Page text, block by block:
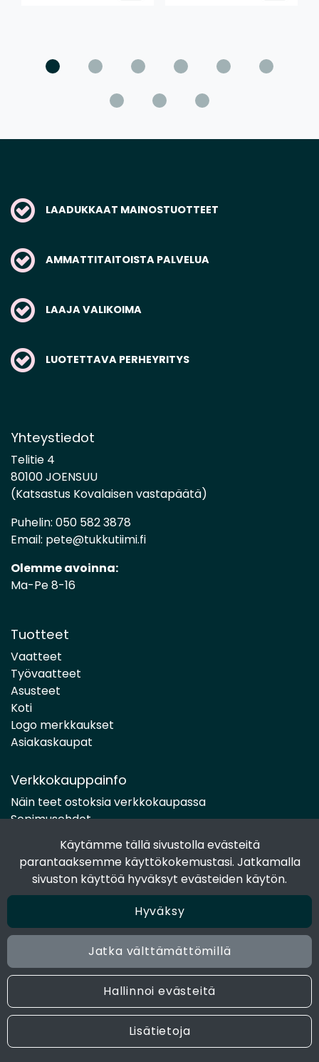
Käytämme tällä sivustolla evästeitä
parantaaksemme käyttökokemustasi. Jatkamalla
sivuston käyttöä hyväksyt evästeiden käytön.
Hyväksy
Jatka välttämättömillä
Hallinnoi evästeitä
Lisätietoja
LAADUKKAAT MAINOSTUOTTEET
AMMATTITAITOISTA PALVELUA
LAAJA VALIKOIMA
LUOTETTAVA PERHEYRITYS
Yhteystiedot
Telitie 4
80100 JOENSUU
(Katsastus Kovalaisen vastapäätä)
Puhelin: 050 582 3878
Email: pete@tukkutiimi.fi
Olemme avoinna:
Ma-Pe 8-16
Tuotteet
Vaatteet
Työvaatteet
Asusteet
Koti
Logo merkkaukset
Asiakaskaupat
Verkkokauppainfo
Näin teet ostoksia verkkokaupassa
Sopimusehdot
Toimitustavat
Maksutavat
Tietosuojaseloste
Seuraa sosiaalisessa mediassa
Facebook
Instagram
© 2024 Joen Tukkutiimi. All rights reserved. Site by